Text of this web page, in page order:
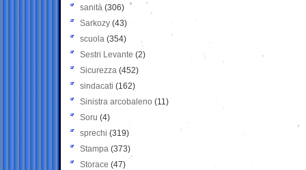
sanità (306)
Sarkozy (43)
scuola (354)
Sestri Levante (2)
Sicurezza (452)
sindacati (162)
Sinistra arcobaleno (11)
Soru (4)
sprechi (319)
Stampa (373)
Storace (47)